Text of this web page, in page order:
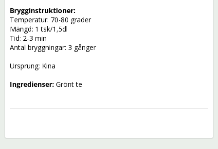
Brygginstruktioner:
Temperatur: 70-80 grader
Mängd: 1 tsk/1,5dl
Tid: 2-3 min
Antal bryggningar: 3 gånger
Ursprung: Kina
Ingredienser: Grönt te